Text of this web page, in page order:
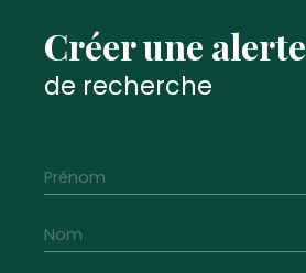
Créer une alerte
de recherche
Prénom
Nom